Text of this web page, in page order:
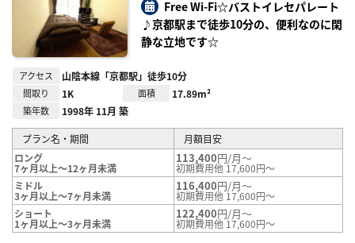
り登
Free Wi-Fi☆バストイレセパレート
♪京都駅まで徒歩10分の、便利なのに閑
静な立地です☆
アクセス 山陰本線「京都駅」徒歩10分
間取り 1K 面積 17.89m²
築年数 1998年 11月 築
プラン名・期間
月額目安
ロング
7ヶ月以上～12ヶ月未満
113,400円/月～
初期費用他 17,600円～
ミドル
3ヶ月以上～7ヶ月未満
116,400円/月～
初期費用他 17,600円～
ショート
1ヶ月以上～3ヶ月未満
122,400円/月～
初期費用他 17,600円～